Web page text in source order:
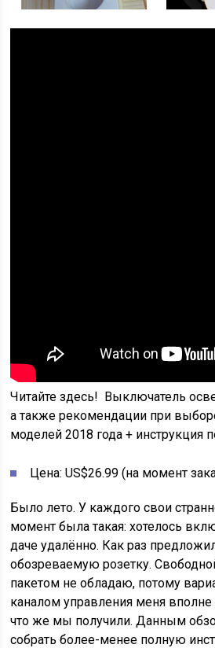
Читайте здесь! Выключатель
а также рекомендации при
моделей 2018 года + инструкция
Цена: US$26.99 (на момент
Было лето. У каждого свои
момент была такая: хотелось
даче удалённо. Как раз
обозреваемую розетку.
пакетом не обладаю, потому
каналом управления меня
что же мы получили. Данным
собрать более-менее полную